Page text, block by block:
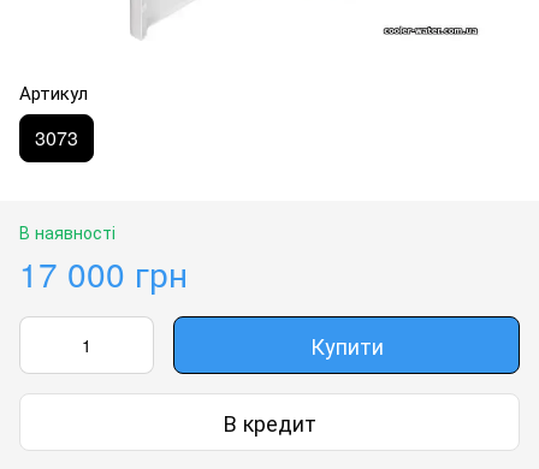
Артикул
3073
В наявності
17 000 грн
Купити
В кредит